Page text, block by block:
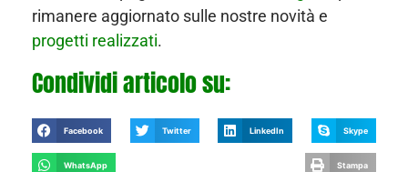
rimanere aggiornato sulle nostre novità e
progetti realizzati.
Condividi articolo su:
Facebook Twitter LinkedIn Skype
WhatsApp Stampa